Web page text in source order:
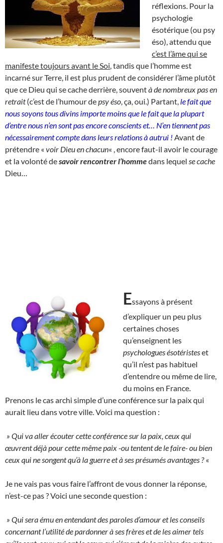
réflexions. Pour la
psychologie
ésotérique (ou psy
éso), attendu que
c’est l’âme qui se
manifeste toujours avant le Soi , tandis que l’homme est
incarné sur Terre, il est plus prudent de considérer l’âme plutôt
que ce Dieu qui se cache derrière, souventà de nombreux pas en
retrait(c’est de l’humour depsy éso , ça, oui.) Partant, le fait que
nous soyons tous divins importe moins que le fait que la plupart
d’entre nous n’en sont pas encore conscients et… N’en tiennent pas
nécessairement compte dans leurs relations à autrui ! Avant de
prétendre « voir Dieu en chacun« , encore faut-il avoir le courage
et la volonté desavoir rencontrer l’hommedans lequel se cache
Dieu…
Essayons à présent
d’expliquer un peu plus
certaines choses
qu’enseignent les
psychologues ésotéristeset
qu’il n’est pas habituel
d’entendre ou même de lire,
du moins en France.
Prenons le cas archi simple d’une conférence sur la paix qui
aurait lieu dans votre ville. Voici ma question :
» Qui va aller écouter cette conférence sur la paix, ceux qui
œuvrent déjà pour cette même paix -ou tentent de le faire- ou bien
ceux qui ne songent qu’à la guerre et à ses présumés avantages ?«
Je ne vais pas vous faire l’affront de vous donner la réponse,
n’est-ce pas ? Voici une seconde question :
» Qui sera ému en entendant des paroles d’amour et les conseils
concernant l’utilité de pardonner à ses frères et de les aimer tels